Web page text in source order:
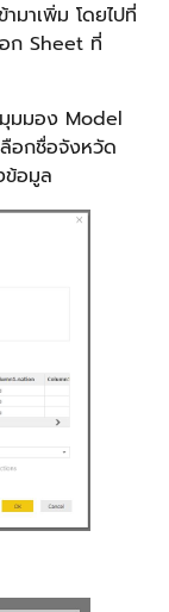
มาเพิ่ม โดยไปที่
ก Sheet ที่
มมอง Model
อกชื่อจังหวัด
ข้อมูล